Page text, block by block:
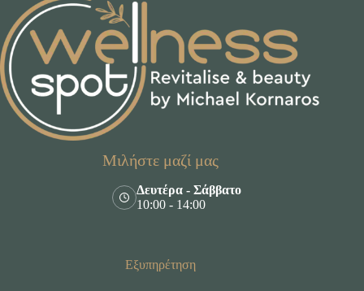
Μιλήστε μαζί μας
Δευτέρα - Σάββατο
10:00 - 14:00
Εξυπηρέτηση